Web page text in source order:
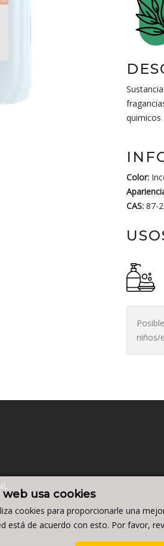
web usa cookies
cookies para proporcionarle una
está de acuerdo con esto. Por favor,
quimicos
Color:
CAS: 87-
niños/